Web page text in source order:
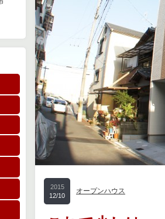
2015
12/10
オープンハウス